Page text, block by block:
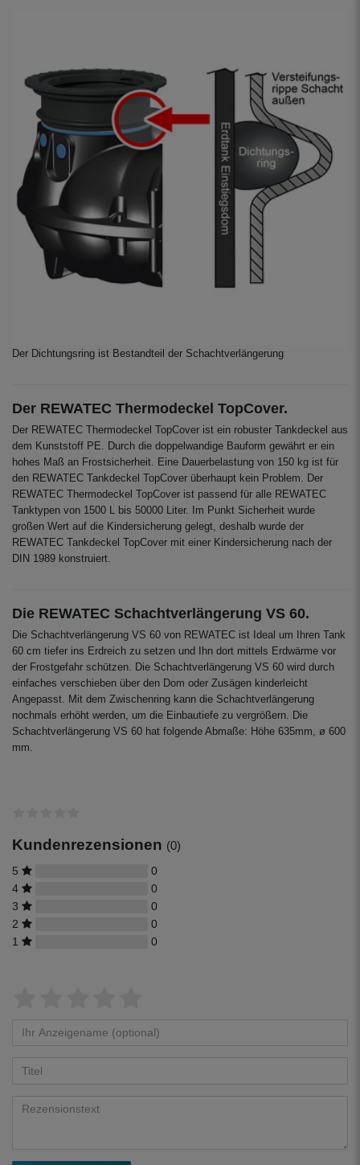
Der Dichtungsring ist Bestandteil der Schachtverlängerung
Der REWATEC Thermodeckel TopCover.
Der REWATEC Thermodeckel TopCover ist ein robuster Tankdeckel aus
dem Kunststoff PE. Durch die doppelwandige Bauform gewährt er ein
hohes Maß an Frostsicherheit. Eine Dauerbelastung von 150 kg ist für
den REWATEC Tankdeckel TopCover überhaupt kein Problem. Der
REWATEC Thermodeckel TopCover ist passend für alle REWATEC
Tanktypen von 1500 L bis 50000 Liter. Im Punkt Sicherheit wurde
großen Wert auf die Kindersicherung gelegt, deshalb wurde der
REWATEC Tankdeckel TopCover mit einer Kindersicherung nach der
DIN 1989 konstruiert.
Die REWATEC Schachtverlängerung VS 60.
Die Schachtverlängerung VS 60 von REWATEC ist Ideal um Ihren Tank
60 cm tiefer ins Erdreich zu setzen und Ihn dort mittels Erdwärme vor
der Frostgefahr schützen. Die Schachtverlängerung VS 60 wird durch
einfaches verschieben über den Dom oder Zusägen kinderleicht
Angepasst. Mit dem Zwischenring kann die Schachtverlängerung
nochmals erhöht werden, um die Einbautiefe zu vergrößern. Die
Schachtverlängerung VS 60 hat folgende Abmaße: Höhe 635mm, ø 600
mm.
Kundenrezensionen (0)
5
0
4
0
3
0
2
0
1
0